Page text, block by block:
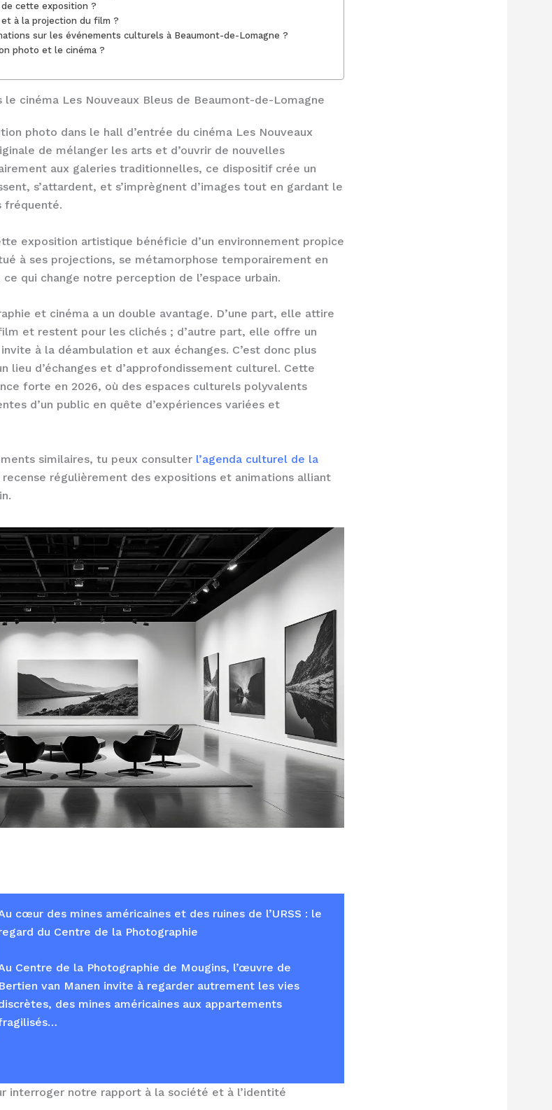
cette exposition ?
à la projection du film ?
sur les événements culturels à Beaumont-de-Lomagne ?
photo et le cinéma ?
le cinéma Les Nouveaux Bleus de Beaumont-de-Lomagne
photo dans le hall d’entrée du cinéma Les Nouveaux
de mélanger les arts et d’ouvrir de nouvelles
aux galeries traditionnelles, ce dispositif crée un
s’attardent, et s’imprègnent d’images tout en gardant le
fréquenté.
exposition artistique bénéficie d’un environnement propice
à ses projections, se métamorphose temporairement en
qui change notre perception de l’espace urbain.
et cinéma a un double avantage. D’une part, elle attire
et restent pour les clichés ; d’autre part, elle offre un
à la déambulation et aux échanges. C’est donc plus
lieu d’échanges et d’approfondissement culturel. Cette
forte en 2026, où des espaces culturels polyvalents
d’un public en quête d’expériences variées et
similaires, tu peux consulter l’agenda culturel de la
recense régulièrement des expositions et animations alliant
cœur des mines américaines et des ruines de l’URSS : le
du Centre de la Photographie
Centre de la Photographie de Mougins, l’œuvre de
Bertien van Manen invite à regarder autrement les vies
des mines américaines aux appartements
interroger notre rapport à la société et à l’identité